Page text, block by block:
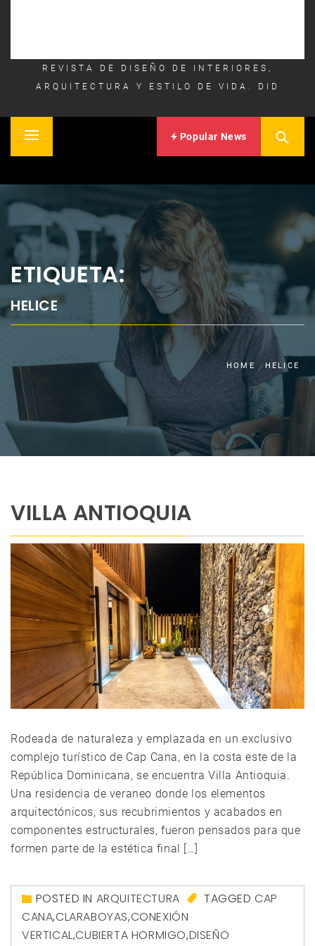
REVISTA DE DISEÑO DE INTERIORES,
ARQUITECTURA Y ESTILO DE VIDA. DID
Primary
Popular News
ETIQUETA:
HELICE
HOME HELICE
VILLA ANTIOQUIA
Rodeada de naturaleza y emplazada en un exclusivo
complejo turístico de Cap Cana, en la costa este de la
República Dominicana, se encuentra Villa Antioquia.
Una residencia de veraneo donde los elementos
arquitectónicos, sus recubrimientos y acabados en
componentes estructurales, fueron pensados para que
formen parte de la estética final […]
POSTED IN ARQUITECTURA TAGGEDCAP
CANA,CLARABOYAS,CONEXIÓN
VERTICAL,CUBIERTA HORMIGO,DISEÑO